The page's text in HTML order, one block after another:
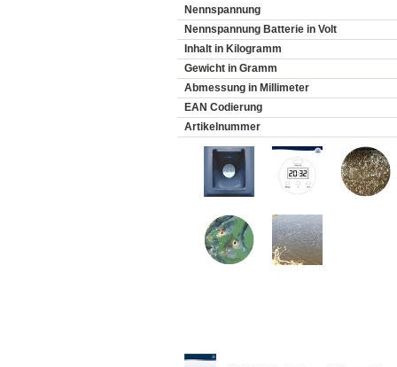
Nennspannung
Nennspannung Batterie in Volt
Inhalt in Kilogramm
Gewicht in Gramm
Abmessung in Millimeter
EAN Codierung
Artikelnummer